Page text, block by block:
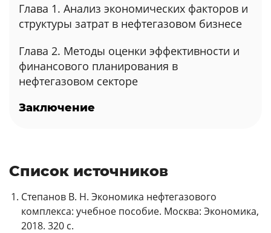
Глава 1. Анализ экономических факторов и
структуры затрат в нефтегазовом бизнесе
Глава 2. Методы оценки эффективности и
финансового планирования в
нефтегазовом секторе
Заключение
Список источников
Степанов В. Н. Экономика нефтегазового
комплекса: учебное пособие. Москва: Экономика,
2018. 320 с.